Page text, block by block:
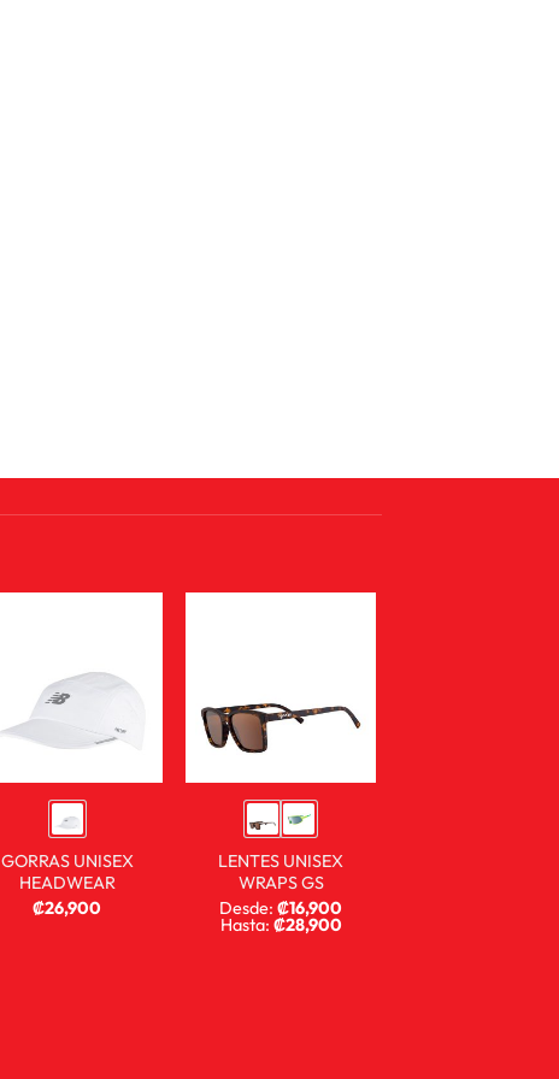
GORRAS UNISEX
HEADWEAR
₡26,900
LENTES UNISEX
WRAPS GS
Desde:₡16,900
Hasta: ₡28,900